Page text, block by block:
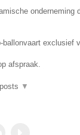
onderneming
ballonvaart exclusief
afspraak.
▼